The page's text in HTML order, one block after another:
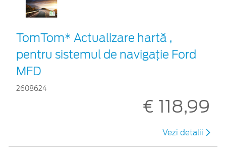
TomTom* Actualizare hartă ,
pentru sistemul de navigaţie Ford
MFD
2608624
€ 118,99
Vezi detalii